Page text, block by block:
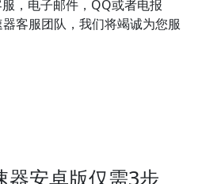
，电子邮件，QQ或者电报
客服团队，我们将竭诚为您服
器安卓版仅需3步